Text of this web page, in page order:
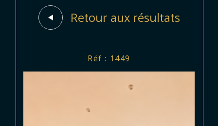
Retour aux résultats
Réf : 1449